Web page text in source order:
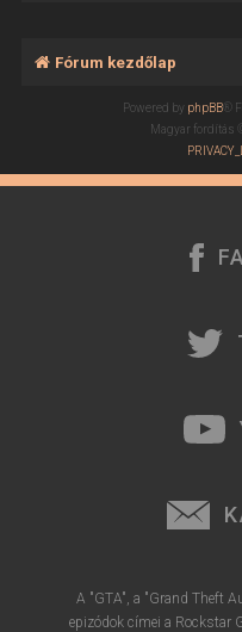
Fórum kezdőlap
Powered by phpBB®
Magyar fordítás ©
A "GTA", a "Grand Theft
epizódok címei a Rockstar